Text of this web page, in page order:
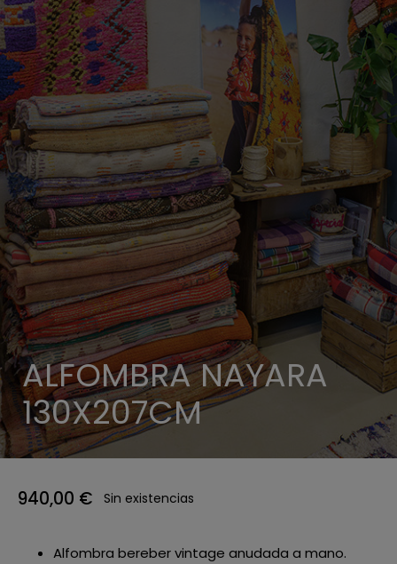
ALFOMBRA NAYARA
130X207CM
940,00 € Sin existencias
Alfombra bereber vintage anudada a mano.